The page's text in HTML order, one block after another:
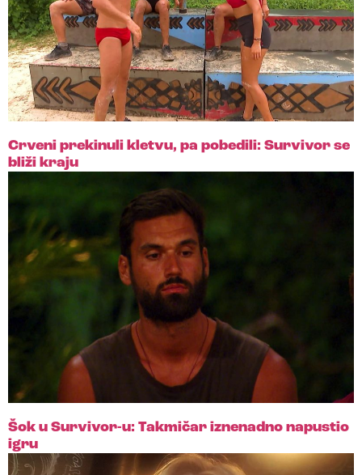
Crveni prekinuli kletvu, pa pobedili: Survivor se
bliži kraju
Šok u Survivor-u: Takmičar iznenadno napustio
igru